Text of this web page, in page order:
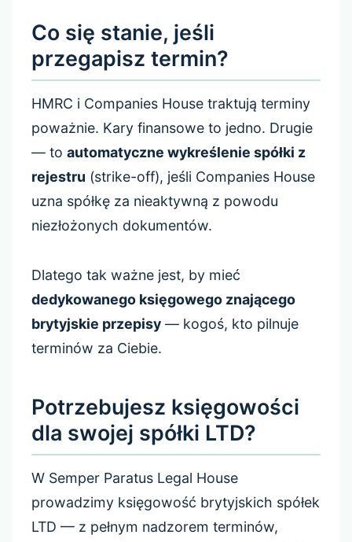
Co się stanie, jeśli
przegapisz termin?
HMRC i Companies House traktują terminy
poważnie. Kary finansowe to jedno. Drugie
— to automatyczne wykreślenie spółki z
rejestru (strike-off), jeśli Companies House
uzna spółkę za nieaktywną z powodu
niezłożonych dokumentów.
Dlatego tak ważne jest, by mieć
dedykowanego księgowego znającego
brytyjskie przepisy — kogoś, kto pilnuje
terminów za Ciebie.
Potrzebujesz księgowości
dla swojej spółki LTD?
W Semper Paratus Legal House
prowadzimy księgowość brytyjskich spółek
LTD — z pełnym nadzorem terminów,